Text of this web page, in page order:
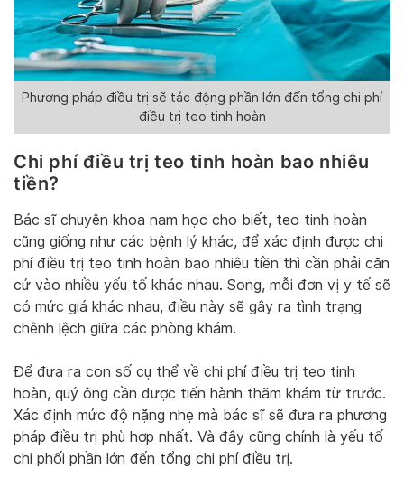
Phương pháp điều trị sẽ tác động phần lớn đến tổng chi phí
điều trị teo tinh hoàn
Chi phí điều trị teo tinh hoàn bao nhiêu
tiền?
Bác sĩ chuyên khoa nam học cho biết, teo tinh hoàn
cũng giống như các bệnh lý khác, để xác định được chi
phí điều trị teo tinh hoàn bao nhiêu tiền thì cần phải căn
cứ vào nhiều yếu tố khác nhau. Song, mỗi đơn vị y tế sẽ
có mức giá khác nhau, điều này sẽ gây ra tình trạng
chênh lệch giữa các phòng khám.
Để đưa ra con số cụ thể về chi phí điều trị teo tinh
hoàn, quý ông cần được tiến hành thăm khám từ trước.
Xác định mức độ nặng nhẹ mà bác sĩ sẽ đưa ra phương
pháp điều trị phù hợp nhất. Và đây cũng chính là yếu tố
chi phối phần lớn đến tổng chi phí điều trị.